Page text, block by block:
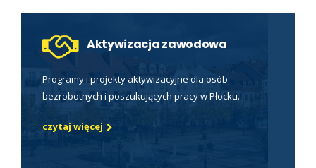
Aktywizacja zawodowa
Programy i projekty aktywizacyjne dla osób
bezrobotnych i poszukujących pracy w Płocku.
czytaj więcej